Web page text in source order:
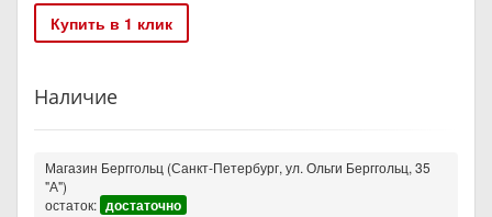
Купить в 1 клик
Наличие
Магазин Берггольц (Санкт-Петербург, ул. Ольги Берггольц, 35
"А")
остаток: достаточно